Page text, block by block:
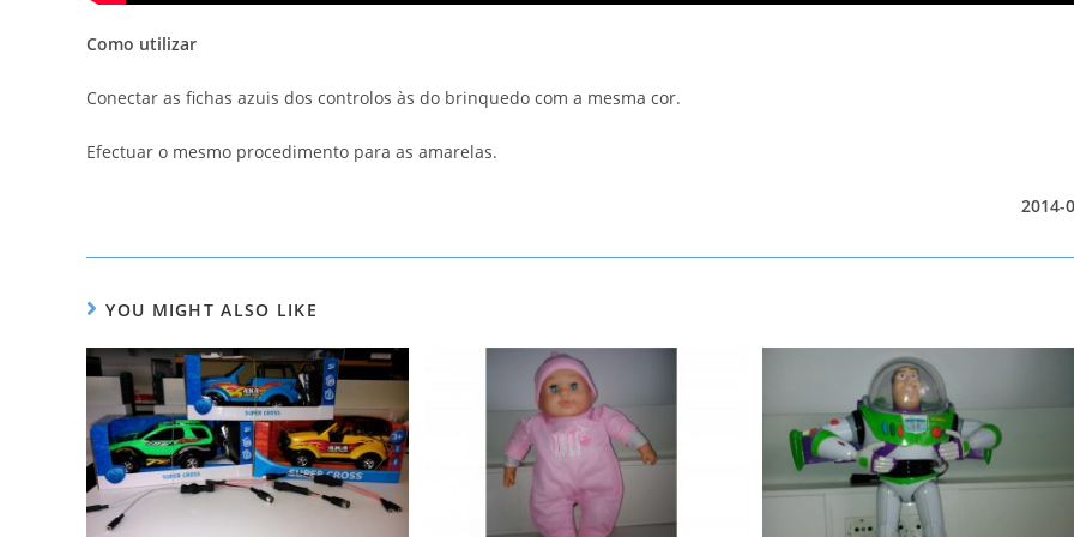
Como utilizar
Conectar as fichas azuis dos controlos às do brinquedo com a mesma cor.
Efectuar o mesmo procedimento para as amarelas.
2014-
YOU MIGHT ALSO LIKE